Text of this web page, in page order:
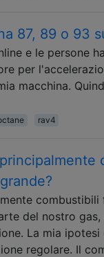
87, 89 o 93
e le persone
per
macchina.
rav4
del nostro
La mia
regolare. Il